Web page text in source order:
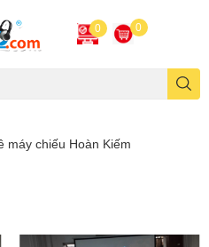
0 0
máy chiếu Hoàn Kiếm